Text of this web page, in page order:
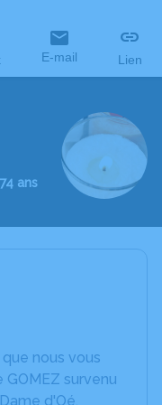
E-mail Lien
ans
nous vous
survenu
d'Oé.